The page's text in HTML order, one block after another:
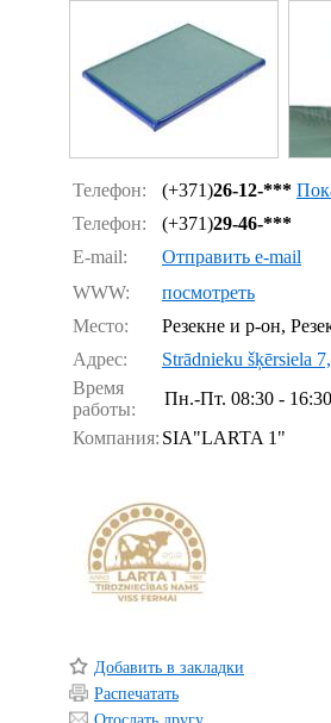
Телефон: (+371)26-12-***
Телефон: (+371)29-46-***
E-mail: Отправить e-mail
WWW:
посмотреть
Место:
Резекне и р-он,
Адрес:
Strādnieku šķērsiela
Время
работы:
Пн.-Пт. 08:30 - 16:30
Компания: SIA"LARTA 1"
Добавить в закладки
Распечатать